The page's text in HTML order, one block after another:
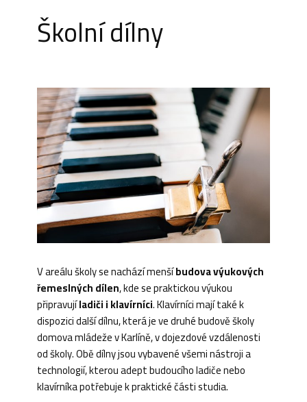
Školní dílny
V areálu školy se nachází menšíbudova výukových
řemeslných dílen, kde se praktickou výukou
připravujíladiči i klavírníci. Klavírníci mají také k
dispozici další dílnu, která je ve druhé budově školy
domova mládeže v Karlíně, v dojezdové vzdálenosti
od školy. Obě dílny jsou vybavené všemi nástroji a
technologií, kterou adept budoucího ladiče nebo
klavírníka potřebuje k praktické části studia.